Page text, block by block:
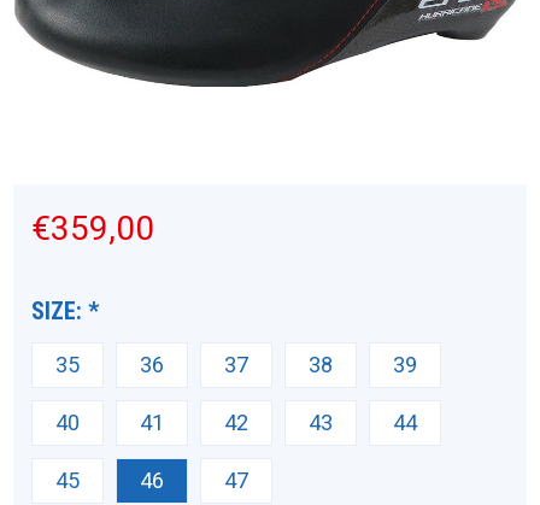
€359,00
SIZE:*
35 36 37 38 39
40 41 42 43 44
45 46 47